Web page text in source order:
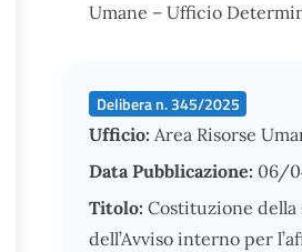
Umane – Ufficio
Delibera n. 345/2025
Ufficio: Area Risorse
Data Pubblicazione: 06/
Titolo: Costituzione della
dell’Avviso interno per